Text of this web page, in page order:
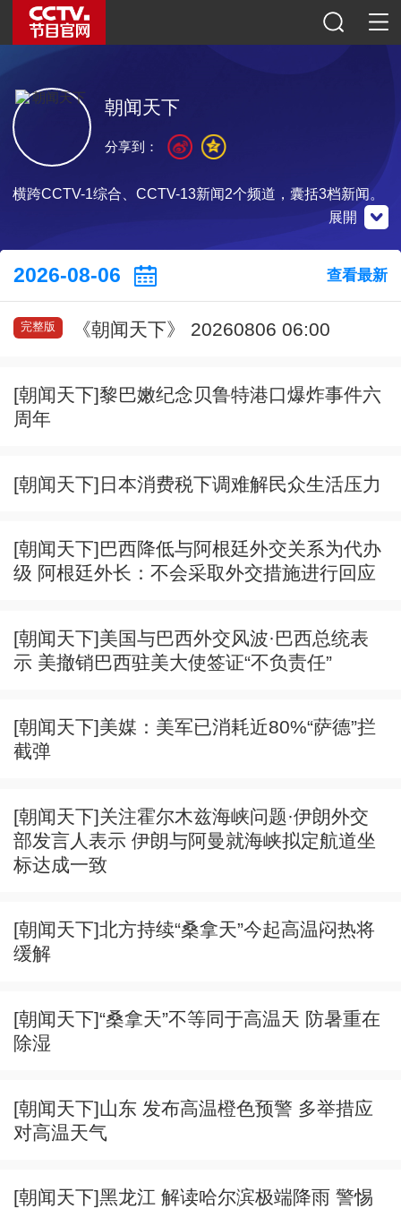
朝闻天下
横跨CCTV-1综合、CCTV-13新闻2个频道，囊括3档新闻。
央視新聞
掃一掃下載 掃一掃關注
微信公眾號
掃一掃關注
展開
分享到：
2026-08-06 查看最新
完整版 《朝闻天下》 20260806 06:00
[朝闻天下]黎巴嫩纪念贝鲁特港口爆炸事件六
周年
[朝闻天下]日本消费税下调难解民众生活压力
[朝闻天下]巴西降低与阿根廷外交关系为代办
级 阿根廷外长：不会采取外交措施进行回应
[朝闻天下]美国与巴西外交风波·巴西总统表
示 美撤销巴西驻美大使签证“不负责任”
[朝闻天下]美媒：美军已消耗近80%“萨德”拦
截弹
[朝闻天下]关注霍尔木兹海峡问题·伊朗外交
部发言人表示 伊朗与阿曼就海峡拟定航道坐
标达成一致
[朝闻天下]北方持续“桑拿天”今起高温闷热将
缓解
[朝闻天下]“桑拿天”不等同于高温天 防暑重在
除湿
[朝闻天下]山东 发布高温橙色预警 多举措应
对高温天气
[朝闻天下]黑龙江 解读哈尔滨极端降雨 警惕